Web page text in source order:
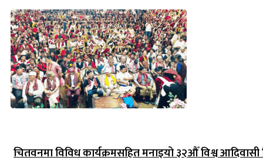
चितवनमा विविध कार्यक्रमसहित मनाइयो ३२औँ विश्व